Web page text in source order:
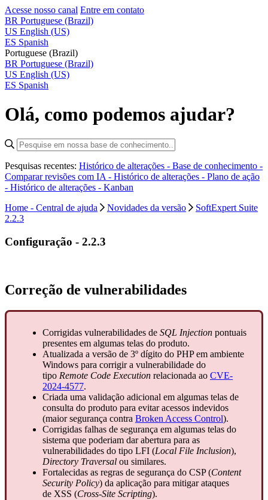
Acesse nosso canal Entre em contato
BR Portuguese (Brazil)
US English (US)
ES Spanish
Portuguese (Brazil)
BR Portuguese (Brazil)
US English (US)
ES Spanish
Olá, como podemos ajudar?
Pesquisas recentes: Histórico de alterações - Base de conhecimento -
Comparar revisões com IA - Histórico de alterações - Plano de ação
- Histórico de alterações - Kanban
Home - Central de ajuda
Novidades da versão
SoftExpert Suite
2.2.3
Configuração - 2.2.3
Correção de vulnerabilidades
Corrigidas vulnerabilidades de SQL Injection pontuais
presentes em algumas telas do produto.
Atualizada a versão de 3º dígito do PHP em ambiente
Windows para corrigir a vulnerabilidade do
tipo Remote Code Execution relacionada ao CVE-
2024-4577.
Criada uma validação adicional em algumas telas de
consulta do produto para evitar acessos indevidos
(maior segurança contra Broken Access Control).
Corrigidas falhas de segurança em algumas telas do
sistema que poderiam dar abertura para as
vulnerabilidades do tipo LFI (Local File Inclusion),
Directory Traversal ou similares.
Fortalecidas as regras de segurança do CSP (Content
Security Policy) da aplicação para mitigar ataques
de XSS (Cross-Site Scripting).